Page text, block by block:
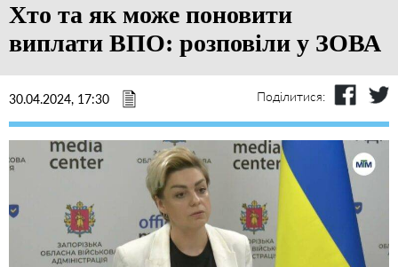
Хто та як може поновити
виплати ВПО: розповіли у ЗОВА
30.04.2024, 17:30 Поділитися: